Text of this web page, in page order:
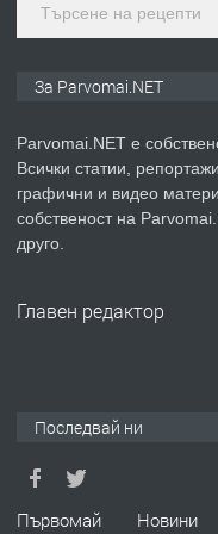
ПРЕДЛАГА
За Parvomai.NET
Parvomai.NET е
Всички статии,
графични и видео
собственост на
друго.
Главен редактор
Последвай ни
Първомай Новини